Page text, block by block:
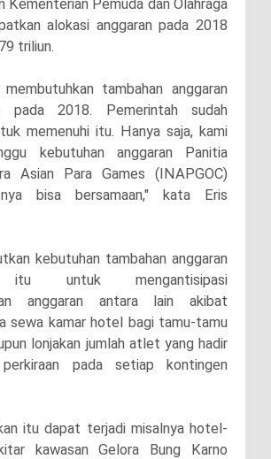
Kementerian Pemuda dan Olahraga
alokasi anggaran pada 2018
triliun.
tambahan anggaran
pada 2018. Pemerintah sudah
memenuhi itu. Hanya saja, kami
kebutuhan anggaran Panitia
Asian Para Games (INAPGOC)
bisa bersamaan," kata Eris
kebutuhan tambahan anggaran
itu untuk mengantisipasi
anggaran antara lain akibat
sewa kamar hotel bagi tamu-tamu
lonjakan jumlah atlet yang hadir
pada setiap kontingen
itu dapat terjadi misalnya hotel-
kawasan Gelora Bung Karno